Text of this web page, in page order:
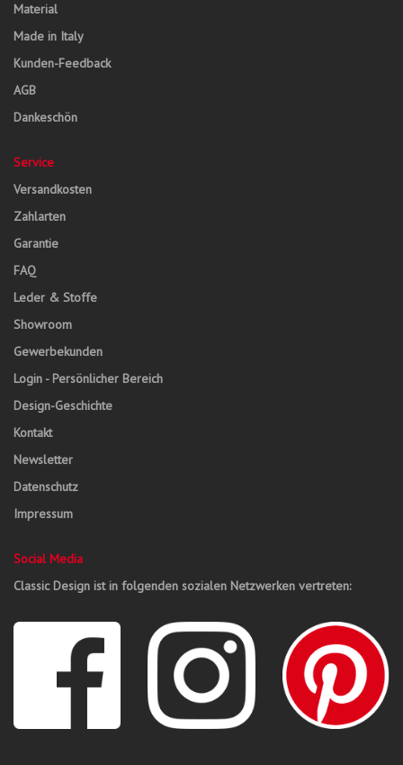
Material
Made in Italy
Kunden-Feedback
AGB
Dankeschön
Service
Versandkosten
Zahlarten
Garantie
FAQ
Leder & Stoffe
Showroom
Gewerbekunden
Login - Persönlicher Bereich
Design-Geschichte
Kontakt
Newsletter
Datenschutz
Impressum
Social Media
Classic Design ist in folgenden sozialen Netzwerken vertreten: